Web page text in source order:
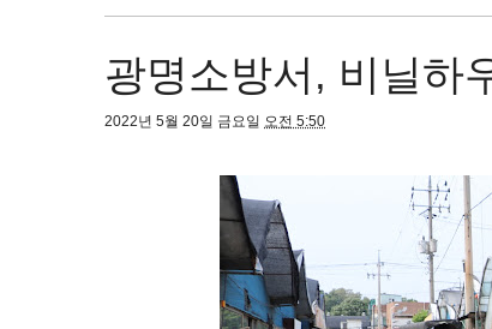
광명소방서, 비닐하
2022년 5월 20일 금요일 오전 5:50